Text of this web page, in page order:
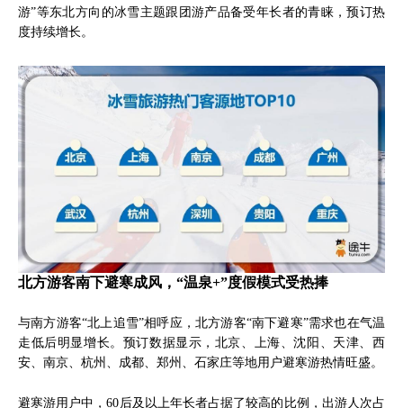
游”等东北方向的冰雪主题跟团游产品备受年长者的青睐，预订热
度持续增长。
北方游客南下避寒成风，“温泉+”度假模式受热捧
与南方游客“北上追雪”相呼应，北方游客“南下避寒”需求也在气温
走低后明显增长。预订数据显示，北京、上海、沈阳、天津、西
安、南京、杭州、成都、郑州、石家庄等地用户避寒游热情旺盛。
避寒游用户中，60后及以上年长者占据了较高的比例，出游人次占